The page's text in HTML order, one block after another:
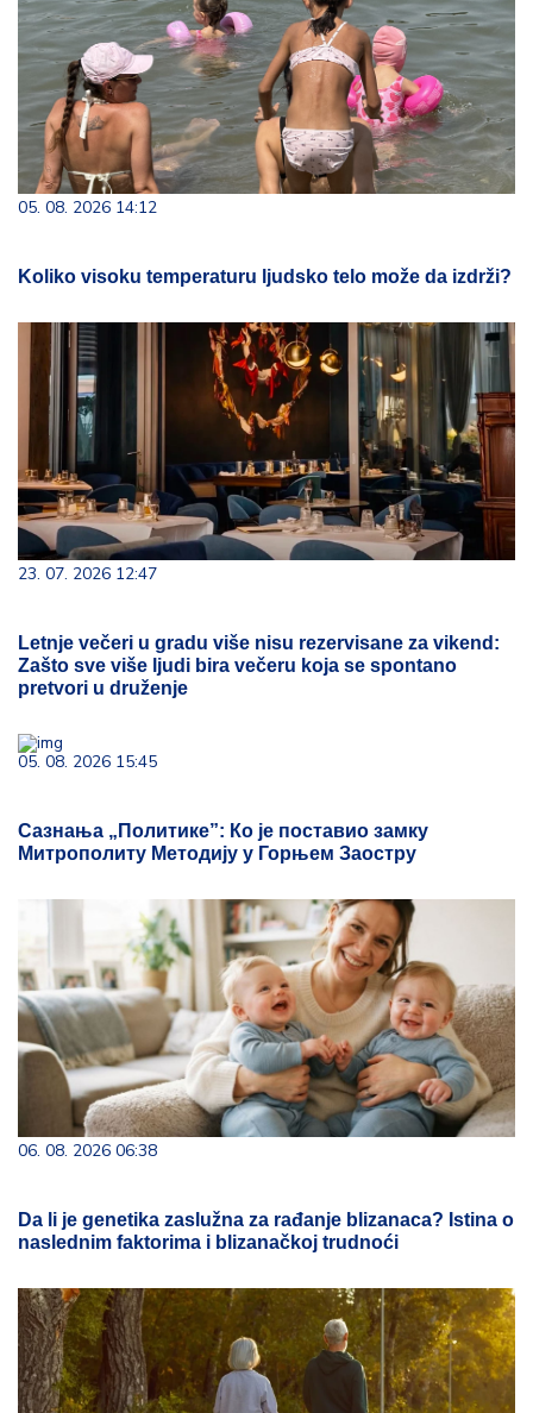
05. 08. 2026 14:12
Koliko visoku temperaturu ljudsko telo može da izdrži?
23. 07. 2026 12:47
Letnje večeri u gradu više nisu rezervisane za vikend:
Zašto sve više ljudi bira večeru koja se spontano
pretvori u druženje
05. 08. 2026 15:45
Сазнања „Политике”: Ко је поставио замку
Митрополиту Методију у Горњем Заостру
06. 08. 2026 06:38
Da li je genetika zaslužna za rađanje blizanaca? Istina o
naslednim faktorima i blizanačkoj trudnoći